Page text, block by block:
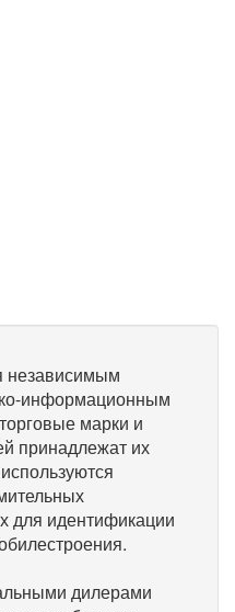
независимым
информационным
марки и
принадлежат их
для идентификации
дилерами